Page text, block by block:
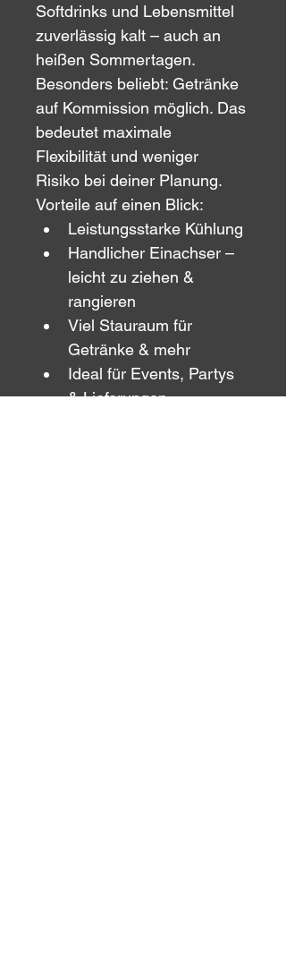
Softdrinks und Lebensmittel
zuverlässig kalt – auch an
heißen Sommertagen.
Besonders beliebt: Getränke
auf Kommission möglich. Das
bedeutet maximale
Flexibilität und weniger
Risiko bei deiner Planung.
Vorteile auf einen Blick:
Leistungsstarke Kühlung
Handlicher Einachser –
leicht zu ziehen &
rangieren
Viel Stauraum für
Getränke & mehr
Ideal für Events, Partys
& Lieferungen